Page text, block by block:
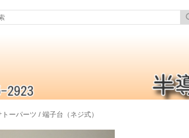
ーパーツ / 端子台（ネジ式）